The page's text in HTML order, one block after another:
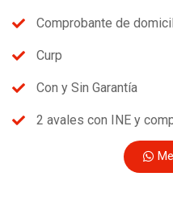
Comprobante de
Curp
Con y Sin Garantía
2 avales con INE y